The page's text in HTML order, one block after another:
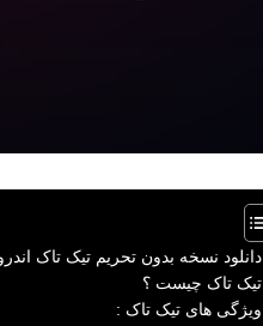
دانلود نسخه بدون تحریم تیک تاک
تیک تاک چیست ؟
ویژگی های تیک تاک :